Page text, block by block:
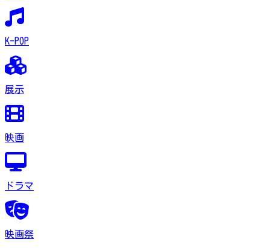
K-POP
展示
映画
ドラマ
映画祭